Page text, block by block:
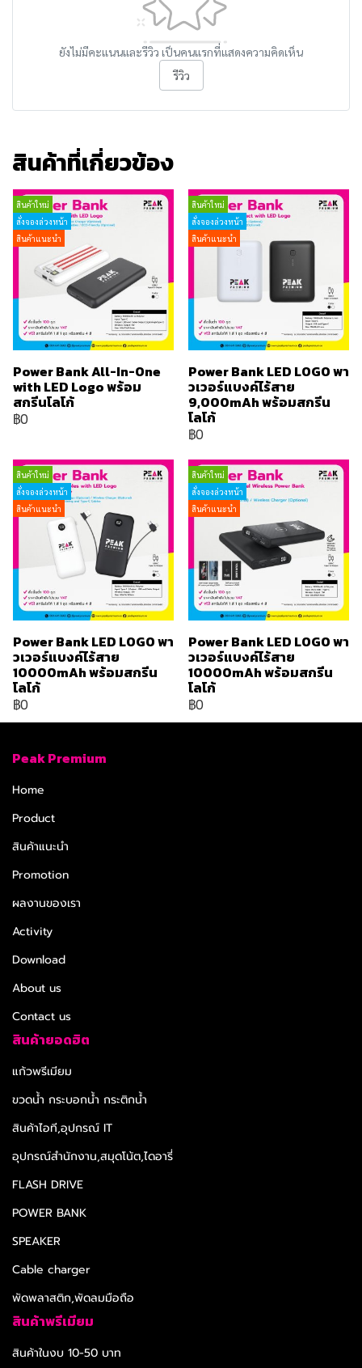
ยังไม่มีคะแนนและรีวิว เป็นคนแรกที่แสดงความคิดเห็น
รีวิว
สินค้าที่เกี่ยวข้อง
สินค้าใหม่
สั่งจองล่วงหน้า
สินค้าแนะนำ
Power Bank All-In-One
with LED Logo พร้อม
สกรีนโลโก้
฿0
สินค้าใหม่
สั่งจองล่วงหน้า
สินค้าแนะนำ
Power Bank LED LOGO พา
วเวอร์แบงค์ไร้สาย
9,000mAh พร้อมสกรีน
โลโก้
฿0
สินค้าใหม่
สั่งจองล่วงหน้า
สินค้าแนะนำ
Power Bank LED LOGO พา
วเวอร์แบงค์ไร้สาย
10000mAh พร้อมสกรีน
โลโก้
฿0
สินค้าใหม่
สั่งจองล่วงหน้า
สินค้าแนะนำ
Power Bank LED LOGO พา
วเวอร์แบงค์ไร้สาย
10000mAh พร้อมสกรีน
โลโก้
฿0
Peak Premium
Home
Product
สินค้าแนะนำ
Promotion
ผลงานของเรา
Activity
Download
About us
Contact us
สินค้ายอดฮิต
แก้วพรีเมียม
ขวดน้ำ กระบอกน้ำ กระติกน้ำ
สินค้าไอที,อุปกรณ์ IT
อุปกรณ์สำนักงาน,สมุดโน้ต,ไดอารี่
FLASH DRIVE
POWER BANK
SPEAKER
Cable charger
พัดพลาสติก,พัดลมมือถือ
สินค้าพรีเมียม
สินค้าในงบ 10-50 บาท